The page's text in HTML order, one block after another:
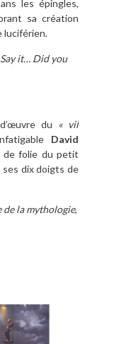
les épingles,
sa création
luciférien.
it… Did you
du
« vil
David
de folie du petit
ses dix doigts de
de la mythologie,